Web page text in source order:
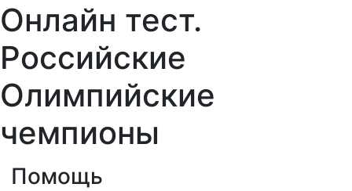
Онлайн тест.
Российские
Олимпийские
чемпионы
Помощь